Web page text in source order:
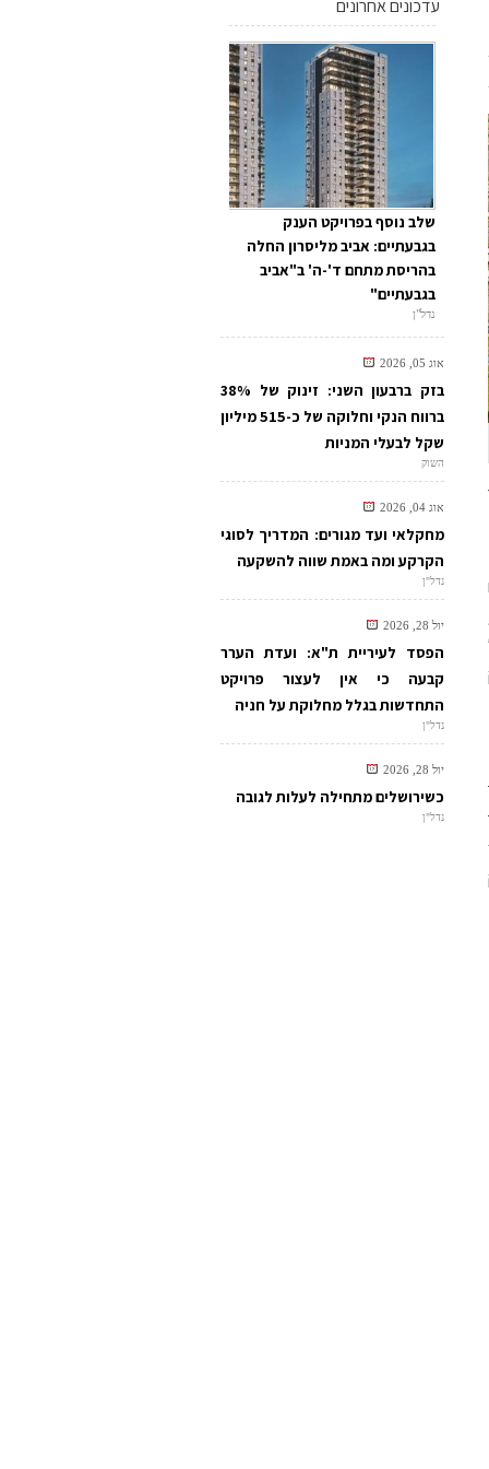
עדכונים אחרונים
שלב נוסף בפרויקט הענק
בגבעתיים: אביב מליסרון החלה
בהריסת מתחם ד'-ה' ב"אביב
בגבעתיים"
נדל"ן
אוג 05, 2026
בזק ברבעון השני: זינוק של 38%
ברווח הנקי וחלוקה של כ-515 מיליון
שקל לבעלי המניות
השוק
אוג 04, 2026
מחקלאי ועד מגורים: המדריך לסוגי
הקרקע ומה באמת שווה להשקעה
נדל"ן
יול 28, 2026
הפסד לעיריית ת"א: ועדת הערר
קבעה כי אין לעצור פרויקט
התחדשות בגלל מחלוקת על חניה
נדל"ן
יול 28, 2026
כשירושלים מתחילה לעלות לגובה
נדל"ן